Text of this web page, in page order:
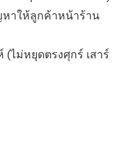
หาให้ลูกค้าหน้าร้าน
ไม่หยุดตรงศุกร์ เสาร์